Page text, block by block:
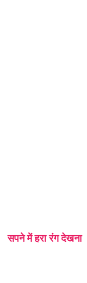
सपने में हरा रंग देखना